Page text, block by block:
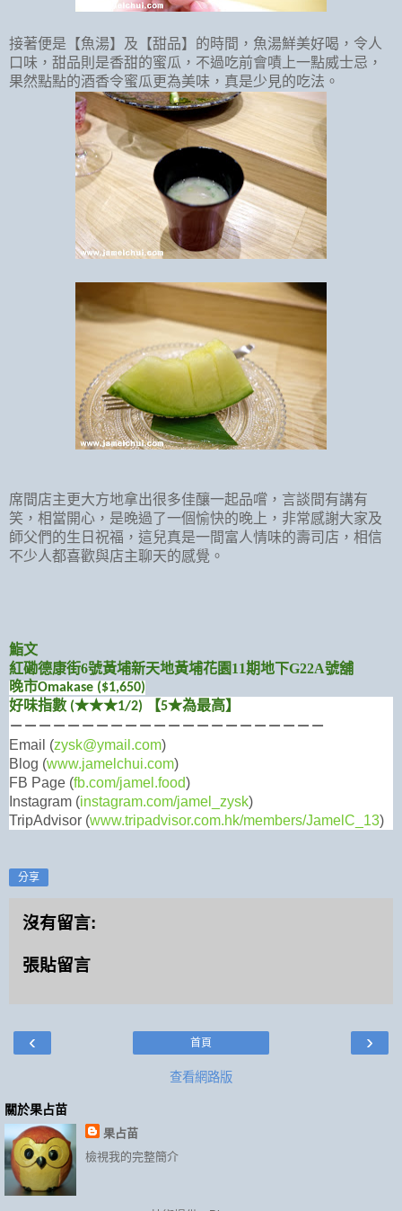
接著便是【魚湯】及【甜品】的時間，魚湯鮮美好喝，令人
口味，甜品則是香甜的蜜瓜，不過吃前會嘖上一點威士忌，
果然點點的酒香令蜜瓜更為美味，真是少見的吃法。
席間店主更大方地拿出很多佳釀一起品嚐，言談間有講有
笑，相當開心，是晚過了一個愉快的晚上，非常感謝大家及
師父們的生日祝福，這兒真是一間富人情味的壽司店，相信
不少人都喜歡與店主聊天的感覺。
鮨文
紅磡德康街6號黃埔新天地黃埔花園11期地下G22A號舖
晚市Omakase ($1,650)
好味指數 (★★★1/2) 【5★為最高】
－－－－－－－－－－－－－－－－－－－－－－
Email (zysk@ymail.com)
Blog (www.jamelchui.com)
FB Page (fb.com/jamel.food)
Instagram (instagram.com/jamel_zysk)
TripAdvisor (www.tripadvisor.com.hk/members/JamelC_13)
分享
沒有留言:
張貼留言
‹ ›
首頁
查看網路版
關於果占苗
果占苗
檢視我的完整簡介